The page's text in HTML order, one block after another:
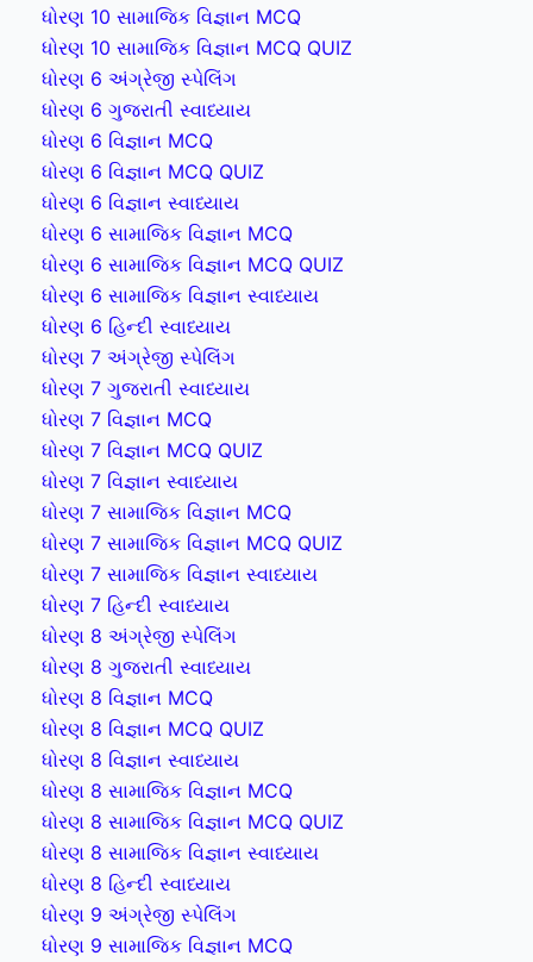
ધોરણ 10 સામાજિક વિજ્ઞાન MCQ
ધોરણ 10 સામાજિક વિજ્ઞાન MCQ QUIZ
ધોરણ 6 અંગ્રેજી સ્પેલિંગ
ધોરણ 6 ગુજરાતી સ્વાધ્યાય
ધોરણ 6 વિજ્ઞાન MCQ
ધોરણ 6 વિજ્ઞાન MCQ QUIZ
ધોરણ 6 વિજ્ઞાન સ્વાધ્યાય
ધોરણ 6 સામાજિક વિજ્ઞાન MCQ
ધોરણ 6 સામાજિક વિજ્ઞાન MCQ QUIZ
ધોરણ 6 સામાજિક વિજ્ઞાન સ્વાધ્યાય
ધોરણ 6 હિન્દી સ્વાધ્યાય
ધોરણ 7 અંગ્રેજી સ્પેલિંગ
ધોરણ 7 ગુજરાતી સ્વાધ્યાય
ધોરણ 7 વિજ્ઞાન MCQ
ધોરણ 7 વિજ્ઞાન MCQ QUIZ
ધોરણ 7 વિજ્ઞાન સ્વાધ્યાય
ધોરણ 7 સામાજિક વિજ્ઞાન MCQ
ધોરણ 7 સામાજિક વિજ્ઞાન MCQ QUIZ
ધોરણ 7 સામાજિક વિજ્ઞાન સ્વાધ્યાય
ધોરણ 7 હિન્દી સ્વાધ્યાય
ધોરણ 8 અંગ્રેજી સ્પેલિંગ
ધોરણ 8 ગુજરાતી સ્વાધ્યાય
ધોરણ 8 વિજ્ઞાન MCQ
ધોરણ 8 વિજ્ઞાન MCQ QUIZ
ધોરણ 8 વિજ્ઞાન સ્વાધ્યાય
ધોરણ 8 સામાજિક વિજ્ઞાન MCQ
ધોરણ 8 સામાજિક વિજ્ઞાન MCQ QUIZ
ધોરણ 8 સામાજિક વિજ્ઞાન સ્વાધ્યાય
ધોરણ 8 હિન્દી સ્વાધ્યાય
ધોરણ 9 અંગ્રેજી સ્પેલિંગ
ધોરણ 9 સામાજિક વિજ્ઞાન MCQ